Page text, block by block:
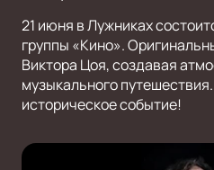
21 июня в Лужниках
группы «Кино».
Виктора Цоя, создавая
музыкального
историческое событие!